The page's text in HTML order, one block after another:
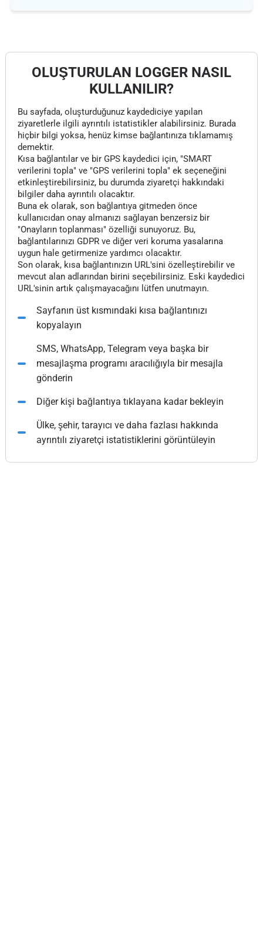
OLUŞTURULAN LOGGER NASIL
KULLANILIR?
Bu sayfada, oluşturduğunuz kaydediciye yapılan
ziyaretlerle ilgili ayrıntılı istatistikler alabilirsiniz. Burada
hiçbir bilgi yoksa, henüz kimse bağlantınıza tıklamamış
demektir.
Kısa bağlantılar ve bir GPS kaydedici için, "SMART
verilerini topla" ve "GPS verilerini topla" ek seçeneğini
etkinleştirebilirsiniz, bu durumda ziyaretçi hakkındaki
bilgiler daha ayrıntılı olacaktır.
Buna ek olarak, son bağlantıya gitmeden önce
kullanıcıdan onay almanızı sağlayan benzersiz bir
"Onayların toplanması" özelliği sunuyoruz. Bu,
bağlantılarınızı GDPR ve diğer veri koruma yasalarına
uygun hale getirmenize yardımcı olacaktır.
Son olarak, kısa bağlantınızın URL'sini özelleştirebilir ve
mevcut alan adlarından birini seçebilirsiniz. Eski kaydedici
URL'sinin artık çalışmayacağını lütfen unutmayın.
Sayfanın üst kısmındaki kısa bağlantınızı
kopyalayın
SMS, WhatsApp, Telegram veya başka bir
mesajlaşma programı aracılığıyla bir mesajla
gönderin
Diğer kişi bağlantıya tıklayana kadar bekleyin
Ülke, şehir, tarayıcı ve daha fazlası hakkında
ayrıntılı ziyaretçi istatistiklerini görüntüleyin